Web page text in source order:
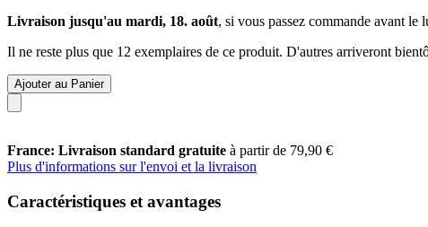
Livraison jusqu'au mardi, 18. août, si vous passez commande avant le
Il ne reste plus que 12 exemplaires de ce produit. D'autres arriveront
Ajouter au Panier
France: Livraison standard gratuite à partir de 79,90 €
Plus d'informations sur l'envoi et la livraison
Caractéristiques et avantages